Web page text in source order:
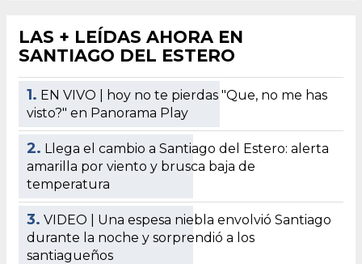
LAS + LEÍDAS AHORA EN
SANTIAGO DEL ESTERO
1. EN VIVO | hoy no te pierdas "Que, no me has
visto?" en Panorama Play
2. Llega el cambio a Santiago del Estero: alerta
amarilla por viento y brusca baja de
temperatura
3. VIDEO | Una espesa niebla envolvió Santiago
durante la noche y sorprendió a los
santiagueños